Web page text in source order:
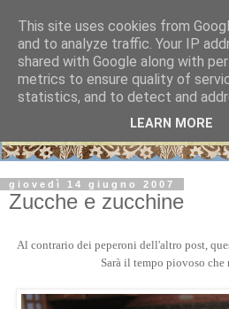
giovedì 14 giugno 2007
Zucche e zucchine
Al contrario dei peperoni dell'altro post,
Sarà il tempo piovoso che
This site uses cookies from
and to analyze traffic. Your IP
shared with Google along with
metrics to ensure quality of
statistics, and to detect and
LEARN MORE